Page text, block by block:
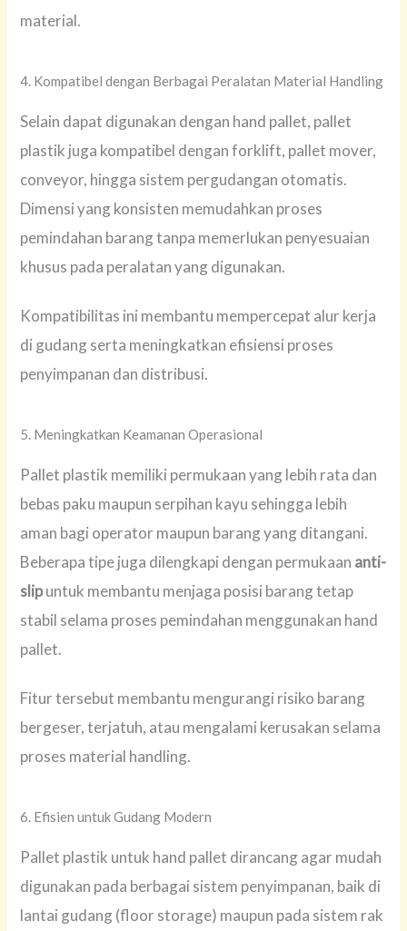
material.
4. Kompatibel dengan Berbagai Peralatan Material Handling
Selain dapat digunakan dengan hand pallet, pallet
plastik juga kompatibel dengan forklift, pallet mover,
conveyor, hingga sistem pergudangan otomatis.
Dimensi yang konsisten memudahkan proses
pemindahan barang tanpa memerlukan penyesuaian
khusus pada peralatan yang digunakan.
Kompatibilitas ini membantu mempercepat alur kerja
di gudang serta meningkatkan efisiensi proses
penyimpanan dan distribusi.
5. Meningkatkan Keamanan Operasional
Pallet plastik memiliki permukaan yang lebih rata dan
bebas paku maupun serpihan kayu sehingga lebih
aman bagi operator maupun barang yang ditangani.
Beberapa tipe juga dilengkapi dengan permukaan anti-
slipuntuk membantu menjaga posisi barang tetap
stabil selama proses pemindahan menggunakan hand
pallet.
Fitur tersebut membantu mengurangi risiko barang
bergeser, terjatuh, atau mengalami kerusakan selama
proses material handling.
6. Efisien untuk Gudang Modern
Pallet plastik untuk hand pallet dirancang agar mudah
digunakan pada berbagai sistem penyimpanan, baik di
lantai gudang (floor storage) maupun pada sistem rak